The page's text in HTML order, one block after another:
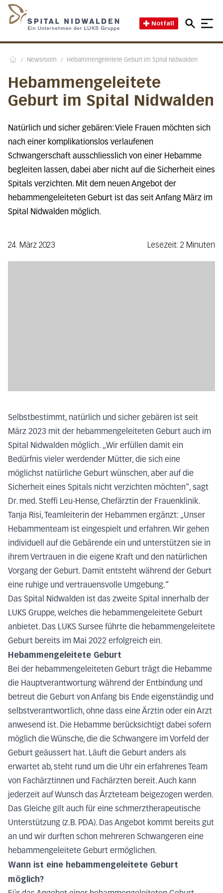
Notfall
/ Newsroom / Hebammengeleitete Geburt im Spital Nidwalden
Hebammengeleitete
Geburt im Spital Nidwalden
Natürlich und sicher gebären: Viele Frauen möchten sich
nach einer komplikationslos verlaufenen
Schwangerschaft ausschliesslich von einer Hebamme
begleiten lassen, dabei aber nicht auf die Sicherheit eines
Spitals verzichten. Mit dem neuen Angebot der
hebammengeleiteten Geburt ist das seit Anfang März im
Spital Nidwalden möglich.
24. März 2023 Lesezeit: 2 Minuten
Selbstbestimmt, natürlich und sicher gebären ist seit
März 2023 mit der hebammengeleiteten Geburt auch im
Spital Nidwalden möglich. „Wir erfüllen damit ein
Bedürfnis vieler werdender Mütter, die sich eine
möglichst natürliche Geburt wünschen, aber auf die
Sicherheit eines Spitals nicht verzichten möchten“, sagt
Dr. med. Steffi Leu-Hense, Chefärztin der Frauenklinik.
Tanja Risi, Teamleiterin der Hebammen ergänzt: „Unser
Hebammenteam ist eingespielt und erfahren. Wir gehen
individuell auf die Gebärende ein und unterstützen sie in
ihrem Vertrauen in die eigene Kraft und den natürlichen
Vorgang der Geburt. Damit entsteht während der Geburt
eine ruhige und vertrauensvolle Umgebung.“
Das Spital Nidwalden ist das zweite Spital innerhalb der
LUKS Gruppe, welches die hebammengeleitete Geburt
anbietet. Das LUKS Sursee führte die hebammengeleitete
Geburt bereits im Mai 2022 erfolgreich ein.
Hebammengeleitete Geburt
Bei der hebammengeleiteten Geburt trägt die Hebamme
die Hauptverantwortung während der Entbindung und
betreut die Geburt von Anfang bis Ende eigenständig und
selbstverantwortlich, ohne dass eine Ärztin oder ein Arzt
anwesend ist. Die Hebamme berücksichtigt dabei sofern
möglich die Wünsche, die die Schwangere im Vorfeld der
Geburt geäussert hat. Läuft die Geburt anders als
erwartet ab, steht rund um die Uhr ein erfahrenes Team
von Fachärztinnen und Fachärzten bereit. Auch kann
jederzeit auf Wunsch das Ärzteteam beigezogen werden.
Das Gleiche gilt auch für eine schmerztherapeutische
Unterstützung (z.B. PDA). Das Angebot kommt bereits gut
an und wir durften schon mehreren Schwangeren eine
hebammengeleitete Geburt ermöglichen.
Wann ist eine hebammengeleitete Geburt
möglich?